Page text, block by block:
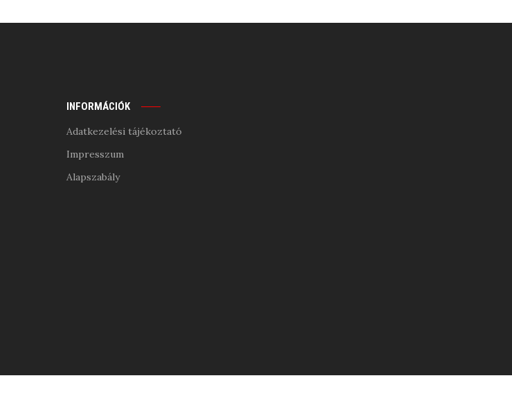
INFORMÁCIÓK
Adatkezelési tájékoztató
Impresszum
Alapszabály